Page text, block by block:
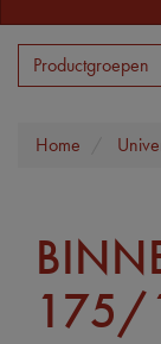
Productgroepen
Home
175/